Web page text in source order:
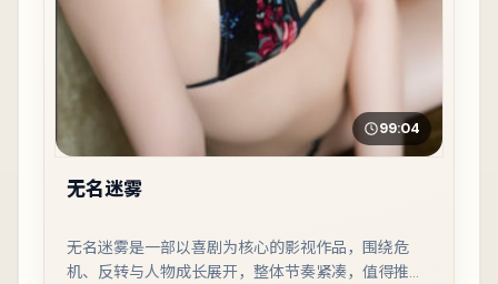
99:04
无名迷雾
无名迷雾是一部以喜剧为核心的影视作品，围绕危
机、反转与人物成长展开，整体节奏紧凑，值得推荐